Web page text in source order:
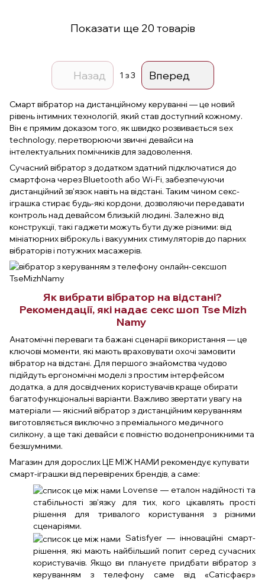
Показати ще 20 товарів
Назад 1 з 3 Вперед
Смарт вібратор на дистанційному керуванні — це новий
рівень інтимних технологій, який став доступний кожному.
Він є прямим доказом того, як швидко розвивається sex
technology, перетворюючи звичні девайси на
інтелектуальних помічників для задоволення.
Сучасний вібратор з додатком здатний підключатися до
смартфона через Bluetooth або Wi-Fi, забезпечуючи
дистанційний зв'язок навіть на відстані. Таким чином секс-
іграшка стирає будь-які кордони, дозволяючи передавати
контроль над девайсом близькій людині. Залежно від
конструкції, такі гаджети можуть бути дуже різними: від
мініатюрних віброкуль і вакуумних стимуляторів до парних
вібраторів і потужних масажерів.
Як вибрати вібратор на відстані?
Рекомендації, які надає секс шоп Tse Mizh
Namy
Анатомічні переваги та бажані сценарії використання — це
ключові моменти, які мають враховувати охочі замовити
вібратор на відстані. Для першого знайомства чудово
підійдуть ергономічні моделі з простим інтерфейсом
додатка, а для досвідчених користувачів краще обирати
багатофункціональні варіанти. Важливо звертати увагу на
матеріали — якісний вібратор з дистанційним керуванням
виготовляється виключно з преміального медичного
силікону, а ще такі девайси є повністю водонепроникними та
безшумними.
Магазин для дорослих ЦЕ МІЖ НАМИ рекомендує купувати
смарт-іграшки від перевірених брендів, а саме:
Lovense — еталон надійності та
стабільності зв'язку для тих, кого цікавлять прості
рішення для тривалого користування з різними
сценаріями.
Satisfyer — інноваційні смарт-
рішення, які мають найбільший попит серед сучасних
користувачів. Якщо ви плануєте придбати вібратор з
керуванням з телефону саме від «Сатісфаєр»